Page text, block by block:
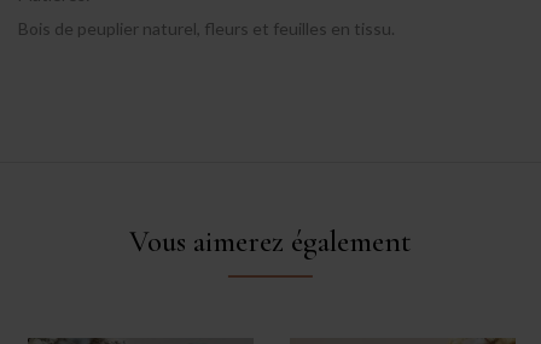
Bois de peuplier naturel, fleurs et feuilles en tissu.
Vous aimerez également